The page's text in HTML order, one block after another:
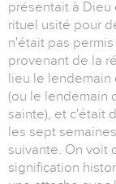
présentait à Dieu
rituel usité pour
n'était pas
provenant de la
lieu le
(ou le lendemain
sainte), et c'était
les sept
suivante. On voit
signification